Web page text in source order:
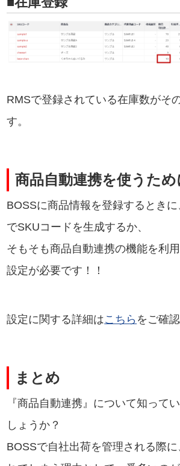
RMSで登録されている在庫数がそ
す。
商品自動連携を使うため
BOSSに商品情報を登録するとき
でSKUコードを生成するか、
そもそも商品自動連携の機能を利
設定が必要です！！
設定に関する詳細はこちら をご確
まとめ
『商品自動連携』について知って
しょうか？
BOSSで自社出荷を管理される際に